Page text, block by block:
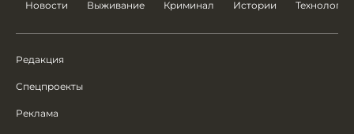
Новости Выживание Криминал Истории Технологии
Редакция
Спецпроекты
Реклама